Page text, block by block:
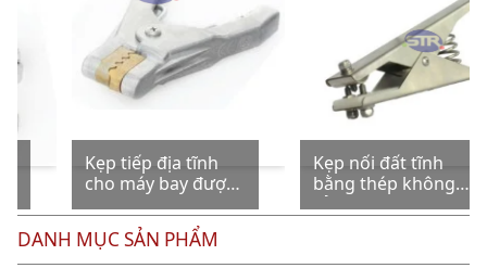
Kẹp tiếp địa tĩnh
cho máy bay được
ATEX phê duyệt
Kẹp nối đất tĩnh
bằng thép không
gỉ 316L chịu lực
nặng đạt chuẩn
DANH MỤC SẢN PHẨM